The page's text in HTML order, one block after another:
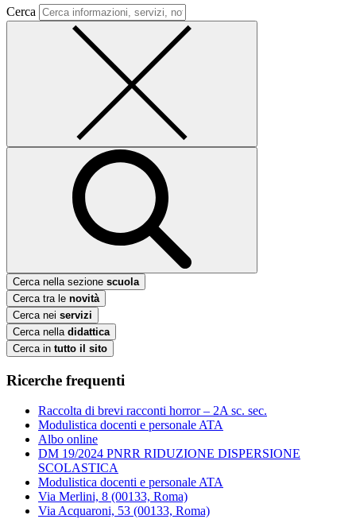
Cerca
Cerca nella sezione scuola
Cerca tra le novità
Cerca nei servizi
Cerca nella didattica
Cerca in tutto il sito
Ricerche frequenti
Raccolta di brevi racconti horror – 2A sc. sec.
Modulistica docenti e personale ATA
Albo online
DM 19/2024 PNRR RIDUZIONE DISPERSIONE
SCOLASTICA
Modulistica docenti e personale ATA
Via Merlini, 8 (00133, Roma)
Via Acquaroni, 53 (00133, Roma)